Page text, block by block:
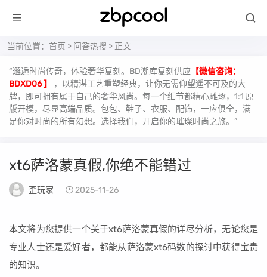
当前位置： 首页 > 问答热搜 > 正文
“邂逅时尚传奇，体验奢华复刻。BD潮库复刻供应 【微信咨询：
BDXD06 】
，以精湛工艺重塑经典，让你无需仰望遥不可及的大
牌，即可拥有属于自己的奢华风尚。每一个细节都精心雕琢，1:1 原
版开模，尽显高端品质。包包、鞋子、衣服、配饰，一应俱全，满
足你对时尚的所有幻想。选择我们，开启你的璀璨时尚之旅。”
xt6萨洛蒙真假,你绝不能错过
歪玩家 2025-11-26
本文将为您提供一个关于xt6萨洛蒙真假的详尽分析，无论您是
专业人士还是爱好者，都能从萨洛蒙xt6码数的探讨中获得宝贵
的知识。